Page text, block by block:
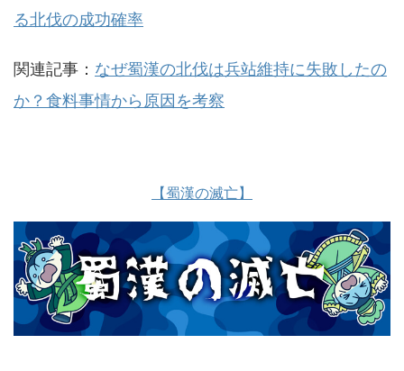
る北伐の成功確率
関連記事： なぜ蜀漢の北伐は兵站維持に失敗したの
か？食料事情から原因を考察
【蜀漢の滅亡】